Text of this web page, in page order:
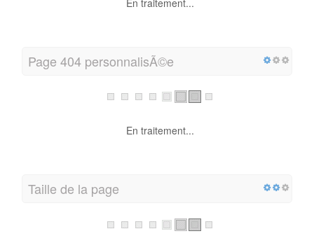
Page 404 personnalisÃ©e
En traitement...
Taille de la page